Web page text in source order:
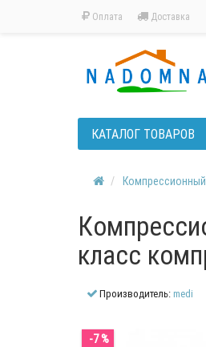
Оплата Доставка
КАТАЛОГ ТОВАРОВ
класс
Производитель:medi
-7 %